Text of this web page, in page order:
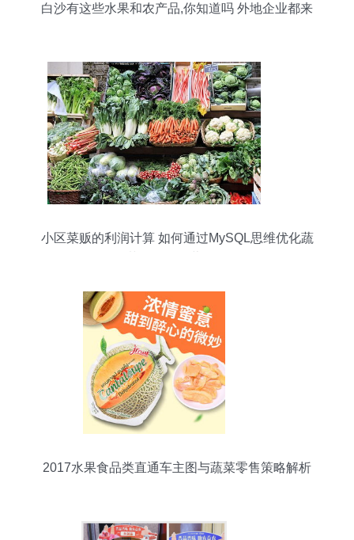
白沙有这些水果和农产品,你知道吗 外地企业都来
小区菜贩的利润计算 如何通过MySQL思维优化蔬
2017水果食品类直通车主图与蔬菜零售策略解析